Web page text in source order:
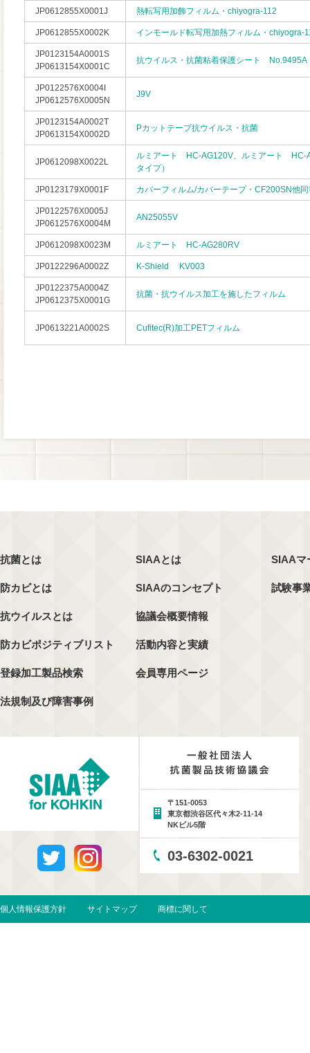
JP0612855X0001J 熱転写用加飾フィルム・chiyogra-112
JP0612855X0002K インモールド転写用加熱フィルム・chiyogra-
JP0123154A0001S
JP0613154X0001C
抗ウイルス・抗菌粘着保護シート No.9495A
JP0122576X0004I
JP0612576X0005N
J9V
JP0123154A0002T
JP0613154X0002D
Pカットテープ抗ウイルス・抗菌
JP0612098X0022L
ルミアート HC-AG120V、ルミアート HC-
タイプ）
JP0123179X0001F カバーフィルム/カバーテープ・CF200SN他
JP0122576X0005J
JP0612576X0004M
AN25055V
JP0612098X0023M ルミアート HC-AG280RV
JP0122296A0002Z K-Shield KV003
JP0122375A0004Z
JP0612375X0001G
抗菌・抗ウイルス加工を施したフィルム
JP0613221A0002S Cufitec(R)加工PETフィルム
抗菌とは
防カビとは
抗ウイルスとは
防カビポジティブリスト
登録加工製品検索
法規制及び障害事例
SIAAとは
SIAAのコンセプト
協議会概要情報
活動内容と実績
会員専用ページ
SIAAマ
試験事
〒151-0053
東京都渋谷区代々木2-11-14
NKビル5階
03-6302-0021
個人情報保護方針 サイトマップ 商標に関して